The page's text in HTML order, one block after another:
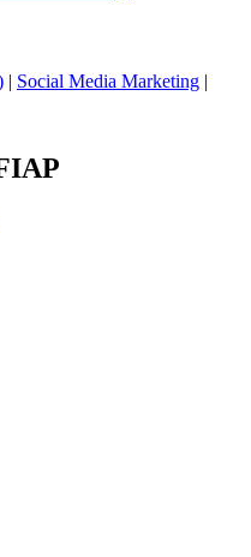
| Social Media Marketing |